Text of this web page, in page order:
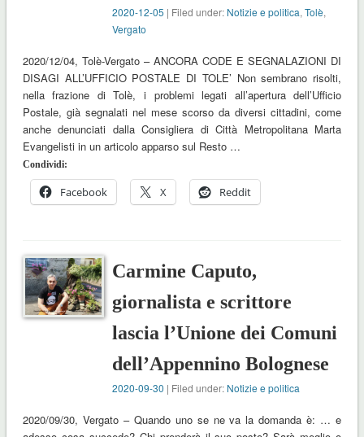
2020-12-05 | Filed under: Notizie e politica,Tolè,
Vergato
2020/12/04, Tolè-Vergato – ANCORA CODE E SEGNALAZIONI DI
DISAGI ALL’UFFICIO POSTALE DI TOLE’ Non sembrano risolti,
nella frazione di Tolè, i problemi legati all’apertura dell’Ufficio
Postale, già segnalati nel mese scorso da diversi cittadini, come
anche denunciati dalla Consigliera di Città Metropolitana Marta
Evangelisti in un articolo apparso sul Resto …
Condividi:
Facebook X Reddit
Carmine Caputo,
giornalista e scrittore
lascia l’Unione dei Comuni
dell’Appennino Bolognese
2020-09-30 | Filed under: Notizie e politica
2020/09/30, Vergato – Quando uno se ne va la domanda è: … e